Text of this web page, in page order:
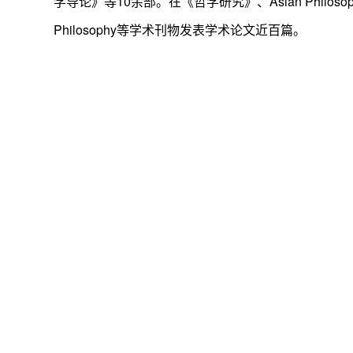
Philosophy等学术刊物发表学术论文近百篇。